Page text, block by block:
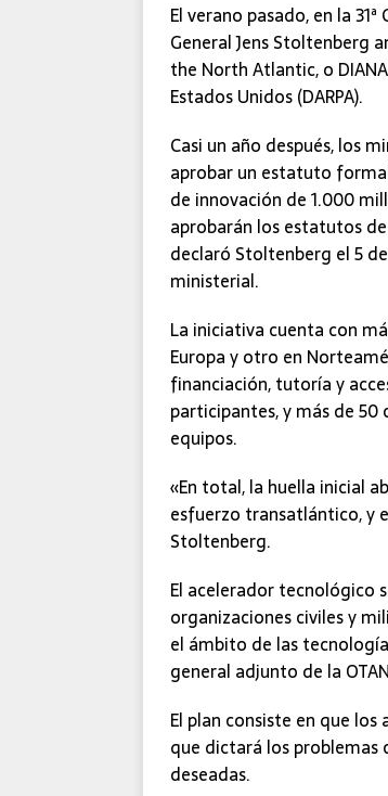
El verano pasado, en la
General Jens Stoltenberg
the North Atlantic, o
Estados Unidos (DARPA).
Casi un año después, los
aprobar un estatuto
de innovación de 1.000
aprobarán los estatutos
declaró Stoltenberg el 5
ministerial.
La iniciativa cuenta con
Europa y otro en
financiación, tutoría y
participantes, y más de
equipos.
«En total, la huella inicial
esfuerzo transatlántico, y
Stoltenberg.
El acelerador tecnológico
organizaciones civiles y
el ámbito de las
general adjunto de la
El plan consiste en que
que dictará los problemas
deseadas.